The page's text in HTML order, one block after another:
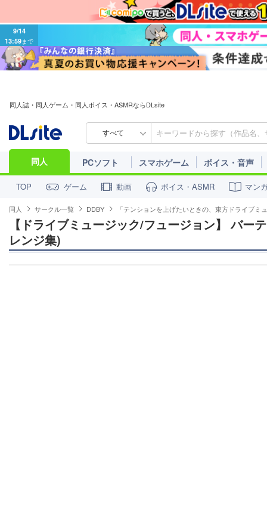
9/14
13:59まで
同人誌・同人ゲーム・同人ボイス・ASMRならDLsite
すべて
同人 PCソフト スマホゲーム ボイス・音声
TOP ゲーム 動画 ボイス・ASMR マン
同人 サークル一覧 DDBY 「テンションを上げたいときの、東方ドライブミ
【ドライブミュージック/フュージョン】 バー
レンジ集)